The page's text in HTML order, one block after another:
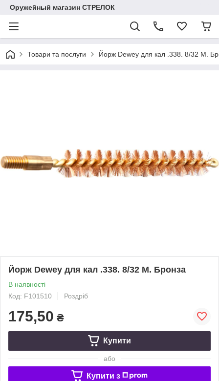
Оружейный магазин СТРЕЛОК
Товари та послуги Йорж Dewey для кал .338. 8/32 M.
Йорж Dewey для кал .338. 8/32 M. Бронза
В наявності
Код: F101510
Роздріб
175,50 ₴
Купити
або
Купити з